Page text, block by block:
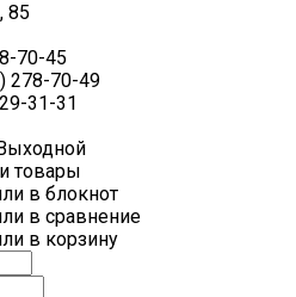
85
70-45
278-70-49
31-31
товары
в блокнот
в сравнение
в корзину